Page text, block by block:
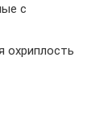
с
охриплость